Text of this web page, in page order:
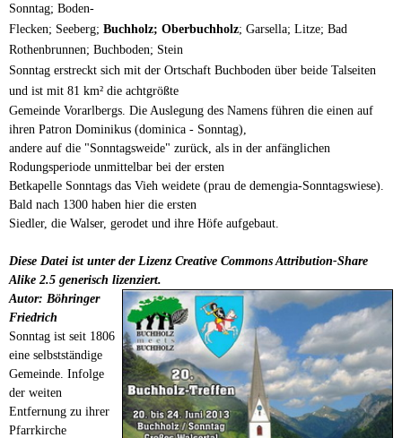
Sonntag; Boden-
Flecken; Seeberg; Buchholz; Oberbuchholz; Garsella; Litze; Bad
Rothenbrunnen; Buchboden; Stein
Sonntag erstreckt sich mit der Ortschaft Buchboden über beide Talseiten
und ist mit 81 km² die achtgrößte
Gemeinde Vorarlbergs. Die Auslegung des Namens führen die einen auf
ihren Patron Dominikus (dominica - Sonntag),
andere auf die "Sonntagsweide" zurück, als in der anfänglichen
Rodungsperiode unmittelbar bei der ersten
Betkapelle Sonntags das Vieh weidete (prau de demengia-Sonntagswiese).
Bald nach 1300 haben hier die ersten
Siedler, die Walser, gerodet und ihre Höfe aufgebaut.
Diese Datei ist unter der Lizenz Creative Commons Attribution-Share
Alike 2.5 generisch lizenziert.
Autor: Böhringer
Friedrich
Sonntag ist seit 1806
eine selbstständige
Gemeinde. Infolge
der weiten
Entfernung zu ihrer
Pfarrkirche